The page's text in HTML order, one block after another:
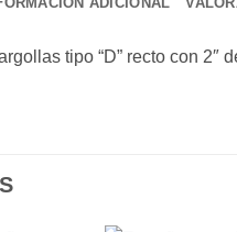
tipo “D” recto con 2″